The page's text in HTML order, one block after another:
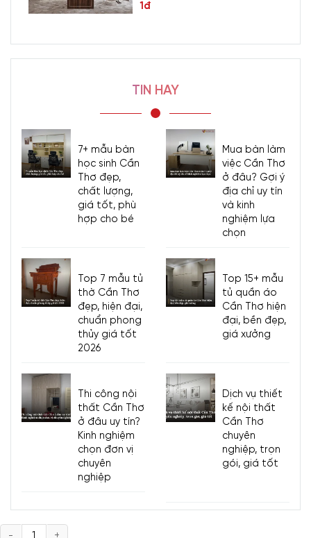
1đ
TIN HAY
7+ mẫu bàn
học sinh Cần
Thơ đẹp,
chất lượng,
giá tốt, phù
hợp cho bé
Mua bàn làm
việc Cần Thơ
ở đâu? Gợi ý
địa chỉ uy tín
và kinh
nghiệm lựa
chọn
Top 7 mẫu tủ
thờ Cần Thơ
đẹp, hiện đại,
chuẩn phong
thủy giá tốt
2026
Top 15+ mẫu
tủ quần áo
Cần Thơ hiện
đại, bền đẹp,
giá xưởng
Thi công nội
thất Cần Thơ
ở đâu uy tín?
Kinh nghiệm
chọn đơn vị
chuyên
nghiệp
Dịch vụ thiết
kế nội thất
Cần Thơ
chuyên
nghiệp, trọn
gói, giá tốt
Số